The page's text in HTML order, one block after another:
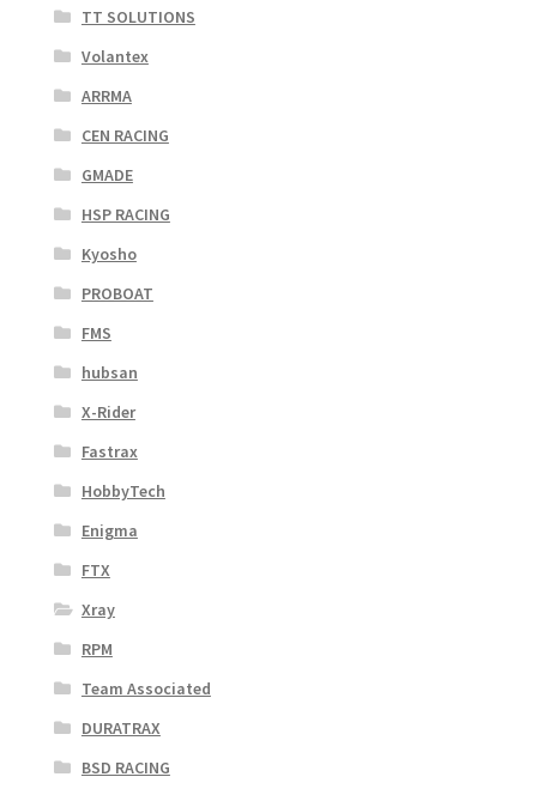
TT SOLUTIONS
Volantex
ARRMA
CEN RACING
GMADE
HSP RACING
Kyosho
PROBOAT
FMS
hubsan
X-Rider
Fastrax
HobbyTech
Enigma
FTX
Xray
RPM
Team Associated
DURATRAX
BSD RACING